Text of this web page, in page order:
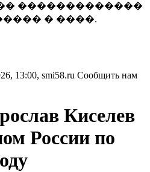
�������������
� ����.
13:00, smi58.ru Сообщить нам
Киселев
России по